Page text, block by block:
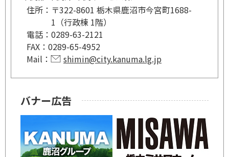
住所： 〒322-8601 栃木県鹿沼市今宮町1688-
1（行政棟 1階）
電話： 0289-63-2121
FAX： 0289-65-4952
Mail：
shimin@city.kanuma.lg.jp
バナー広告